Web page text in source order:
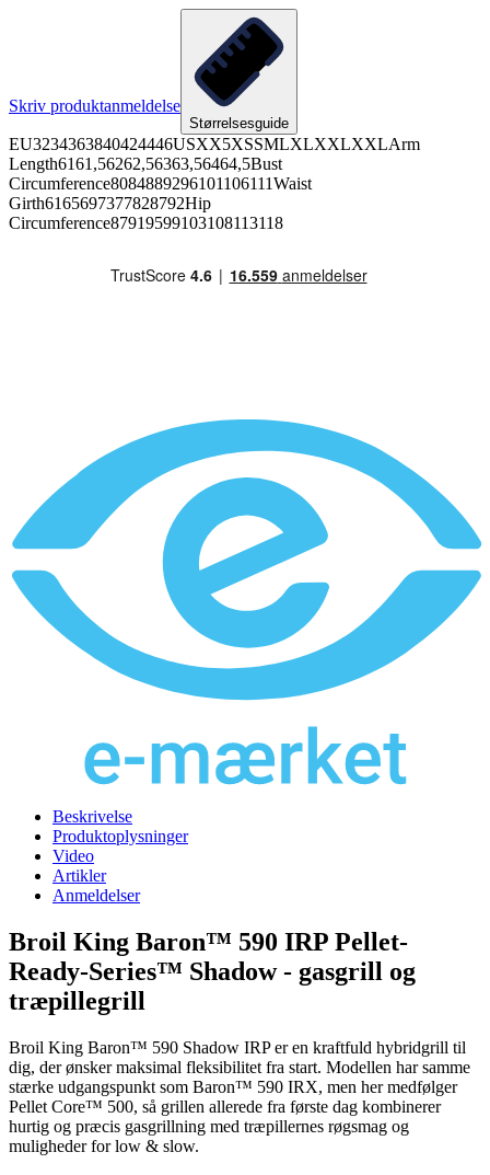
Skriv produktanmeldelse
Størrelsesguide
EU3234363840424446USXX5XSSMLXLXXLXXLArm
Length6161,56262,56363,56464,5Bust
Circumference8084889296101106111Waist
Girth6165697377828792Hip
Circumference87919599103108113118
Beskrivelse
Produktoplysninger
Video
Artikler
Anmeldelser
Broil King Baron™ 590 IRP Pellet-
Ready-Series™ Shadow - gasgrill og
træpillegrill
Broil King Baron™ 590 Shadow IRP er en kraftfuld hybridgrill til
dig, der ønsker maksimal fleksibilitet fra start. Modellen har samme
stærke udgangspunkt som Baron™ 590 IRX, men her medfølger
Pellet Core™ 500, så grillen allerede fra første dag kombinerer
hurtig og præcis gasgrillning med træpillernes røgsmag og
muligheder for low & slow.